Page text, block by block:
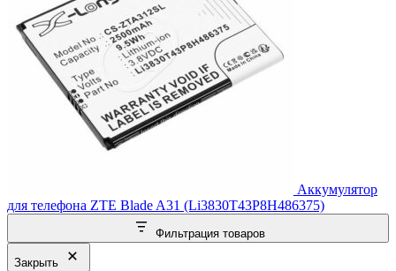
Аккумулятор
для телефона ZTE Blade A31 (Li3830T43P8H486375)
Фильтрация товаров
Закрыть